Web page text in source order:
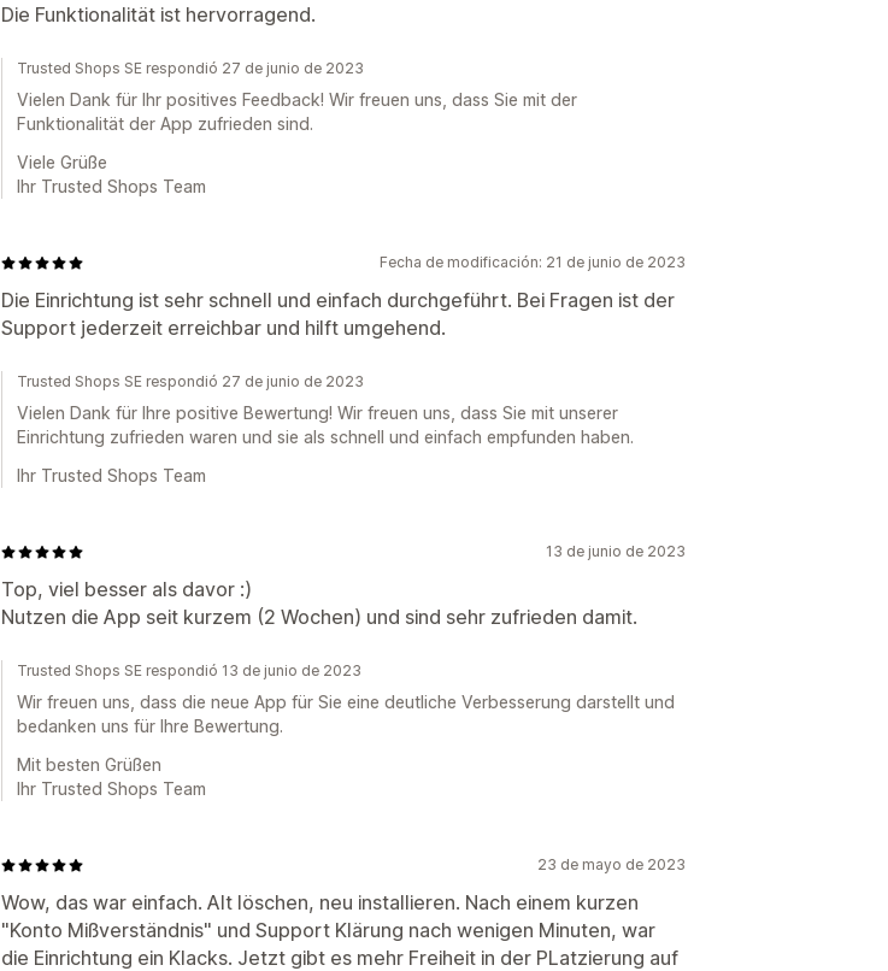
Die Funktionalität ist hervorragend.
Trusted Shops SE respondió 27 de junio de 2023
Vielen Dank für Ihr positives Feedback! Wir freuen uns, dass Sie mit der
Funktionalität der App zufrieden sind.
Viele Grüße
Ihr Trusted Shops Team
Fecha de modificación: 21 de junio de 2023
Die Einrichtung ist sehr schnell und einfach durchgeführt. Bei Fragen ist der
Support jederzeit erreichbar und hilft umgehend.
Trusted Shops SE respondió 27 de junio de 2023
Vielen Dank für Ihre positive Bewertung! Wir freuen uns, dass Sie mit unserer
Einrichtung zufrieden waren und sie als schnell und einfach empfunden haben.
Ihr Trusted Shops Team
13 de junio de 2023
Top, viel besser als davor :)
Nutzen die App seit kurzem (2 Wochen) und sind sehr zufrieden damit.
Trusted Shops SE respondió 13 de junio de 2023
Wir freuen uns, dass die neue App für Sie eine deutliche Verbesserung darstellt und
bedanken uns für Ihre Bewertung.
Mit besten Grüßen
Ihr Trusted Shops Team
23 de mayo de 2023
Wow, das war einfach. Alt löschen, neu installieren. Nach einem kurzen
"Konto Mißverständnis" und Support Klärung nach wenigen Minuten, war
die Einrichtung ein Klacks. Jetzt gibt es mehr Freiheit in der PLatzierung auf